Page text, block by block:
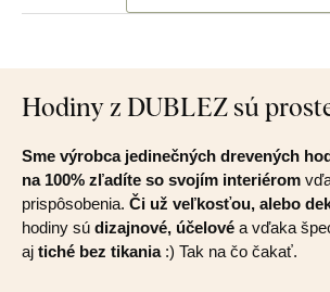
Hodiny z DUBLEZ sú
Sme výrobca jedinečných drevených
na 100% zľadíte so svojím interiérom
prispôsobenia. Či už veľkosťou, alebo
hodiny sú dizajnové, účelové a vďaka
aj tiché bez tikania:) Tak na čo čakať.